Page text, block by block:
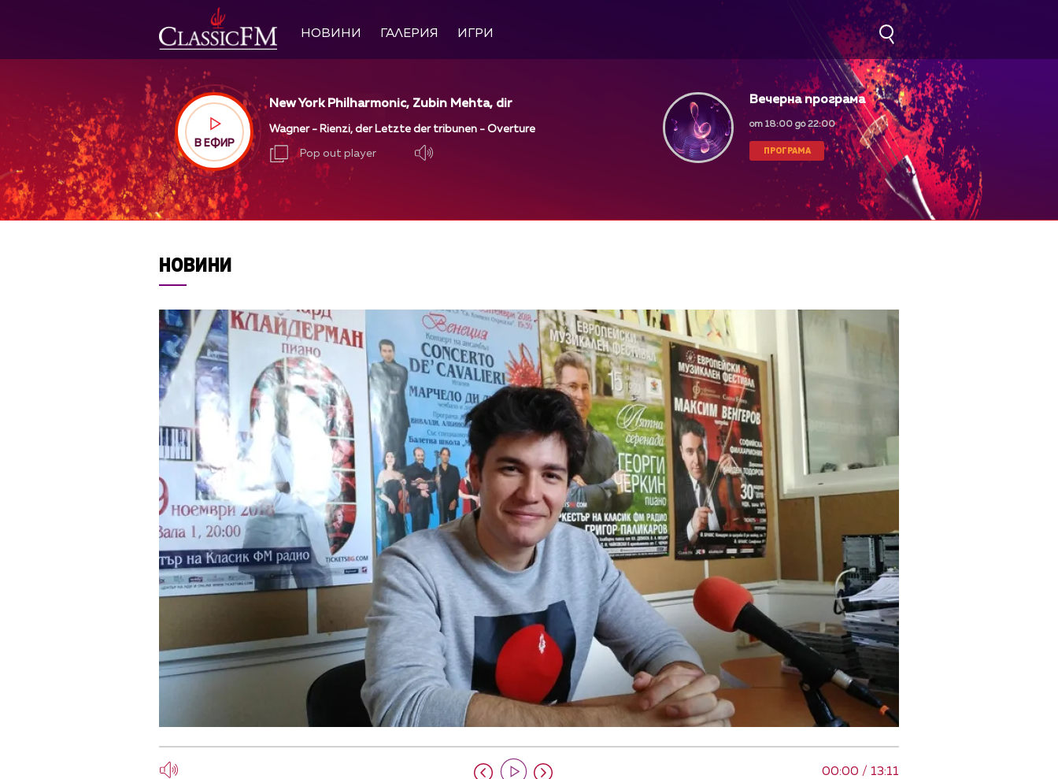
НОВИНИ ГАЛЕРИЯ ИГРИ
В ЕФИР
New York Philharmonic, Zubin Mehta, dir
Wagner - Rienzi, der Letzte der tribunen - Overture
Pop out player
Вечерна програма
от 18:00 до 22:00
ПРОГРАМА
НОВИНИ
00:00 / 13:11